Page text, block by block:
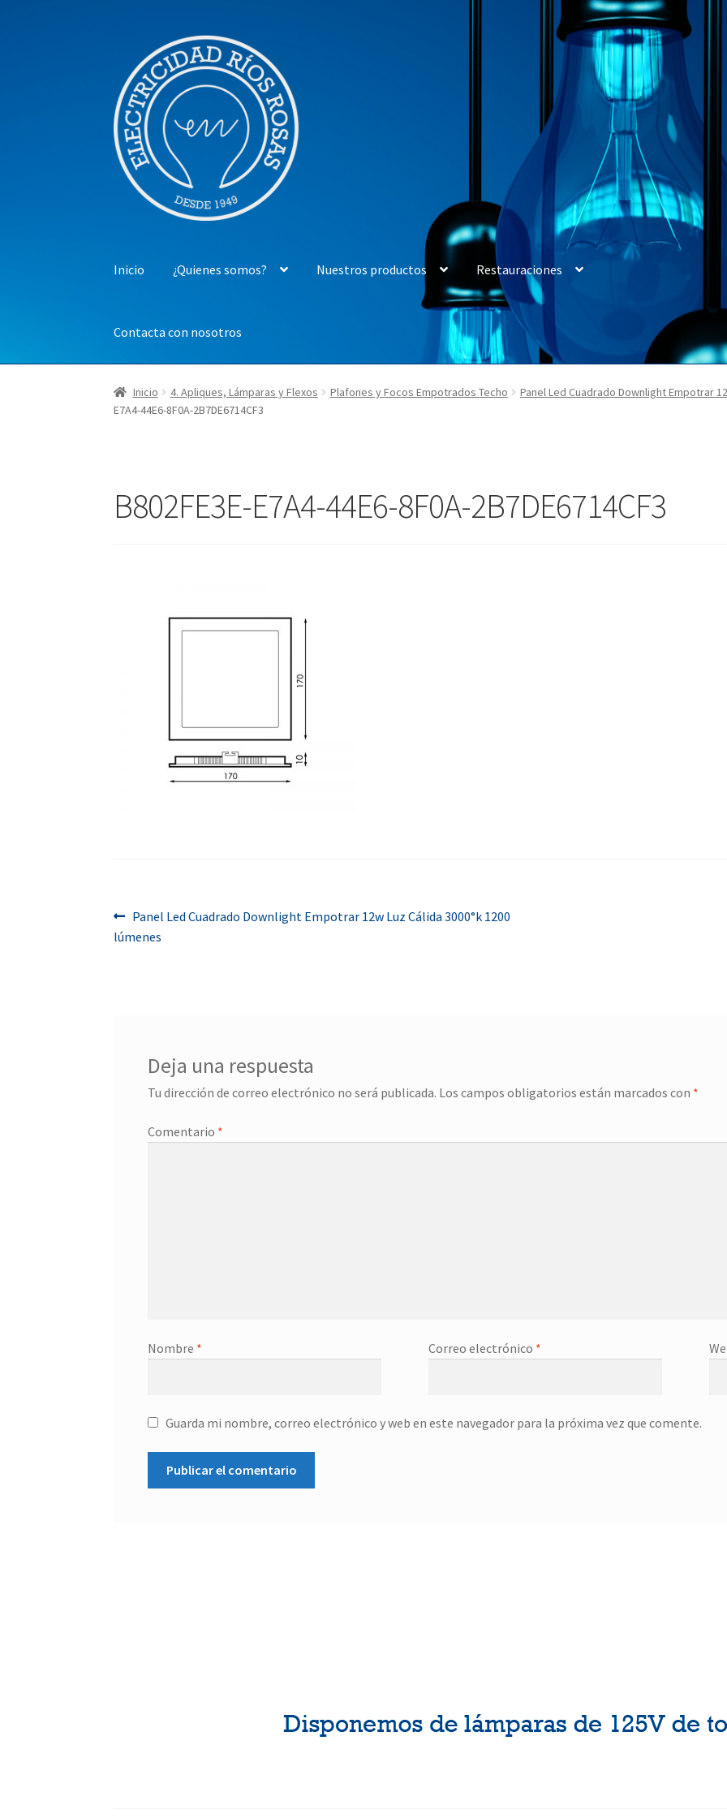
la
navegación
contenido
Inicio ¿Quienes somos? Nuestros productos Restauraciones
Contacta con nosotros
Inicio 4. Apliques, Lámparas y Flexos Plafones y Focos Empotrados Techo
Panel Led Cuadrado Downlight Empotrar
E7A4-44E6-8F0A-2B7DE6714CF3
B802FE3E-E7A4-44E6-8F0A-2B7DE6714CF3
Navegación
de
Anterior:
Panel Led Cuadrado Downlight Empotrar 12w Luz Cálida 3000°k 1200
lúmenes
Deja una respuesta
Tu dirección de correo electrónico no será publicada. Los campos obligatorios están marcados con *
Comentario *
Nombre * Correo electrónico *
Guarda mi nombre, correo electrónico y web en este navegador para la próxima vez que comente.